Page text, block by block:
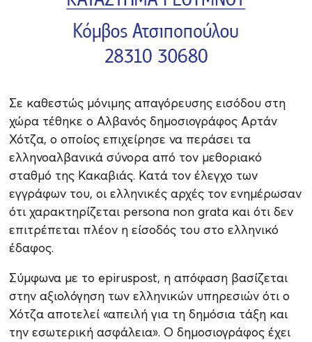
Σε καθεστώς μόνιμης απαγόρευσης εισόδου στη
χώρα τέθηκε ο Αλβανός δημοσιογράφος Αρτάν
Χότζα, ο οποίος επιχείρησε να περάσει τα
ελληνοαλβανικά σύνορα από τον μεθοριακό
σταθμό της Κακαβιάς. Κατά τον έλεγχο των
εγγράφων του, οι ελληνικές αρχές τον ενημέρωσαν
ότι χαρακτηρίζεται persona non grata και ότι δεν
επιτρέπεται πλέον η είσοδός του στο ελληνικό
έδαφος.
Σύμφωνα με το epiruspost, η απόφαση βασίζεται
στην αξιολόγηση των ελληνικών υπηρεσιών ότι ο
Χότζα αποτελεί «απειλή για τη δημόσια τάξη και
την εσωτερική ασφάλεια». Ο δημοσιογράφος έχει